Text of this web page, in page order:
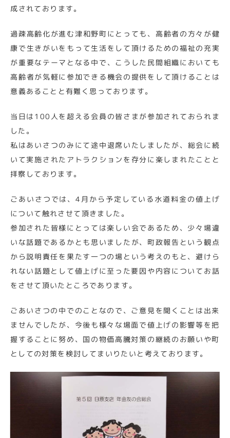
成されております。
過疎高齢化が進む津和野町にとっても、高齢者の方々が健
康で生きがいをもって生活をして頂けるための福祉の充実
が重要なテーマとなる中で、こうした民間組織においても
高齢者が気軽に参加できる機会の提供をして頂けることは
意義あることと有難く思っております。
当日は100人を超える会員の皆さまが参加されておられま
した。
私はあいさつのみにて途中退席いたしましたが、総会に続
いて実施されたアトラクションを存分に楽しまれたことと
拝察しております。
ごあいさつでは、4月から予定している水道料金の値上げ
について触れさせて頂きました。
参加された皆様にとっては楽しい会であるため、少々場違
いな話題であるかとも思いましたが、町政報告という観点
から説明責任を果たす一つの場という考えのもと、避けら
れない話題として値上げに至った要因や内容についてお話
をさせて頂いたところであります。
ごあいさつの中でのことなので、ご意見を聞くことは出来
ませんでしたが、今後も様々な場面で値上げの影響等を把
握することに努め、国の物価高騰対策の継続のお願いや町
としての対策を検討してまいりたいと考えております。